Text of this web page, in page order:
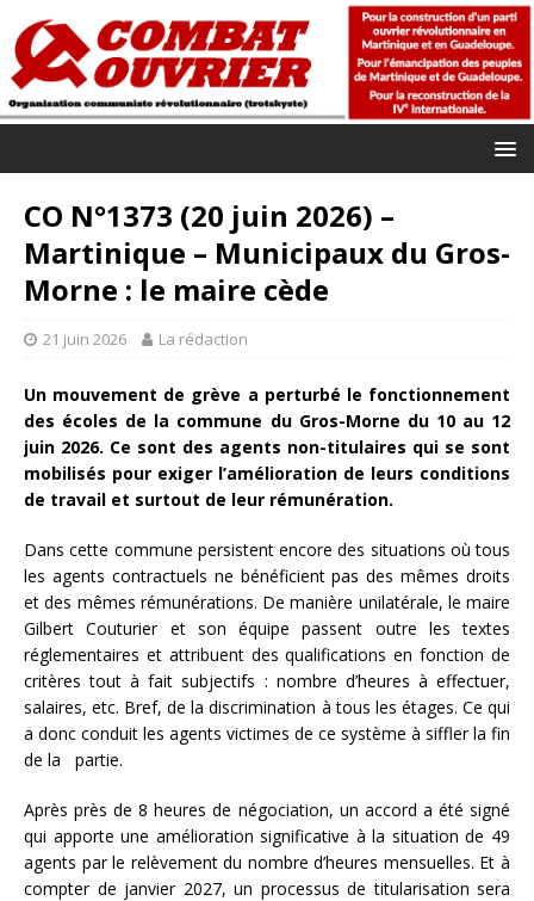
CO N°1373 (20 juin 2026) –
Martinique – Municipaux du Gros-
Morne : le maire cède
21 juin 2026 La rédaction
Un mouvement de grève a perturbé le fonctionnement
des écoles de la commune du Gros-Morne du 10 au 12
juin 2026. Ce sont des agents non-titulaires qui se sont
mobilisés pour exiger l’amélioration de leurs conditions
de travail et surtout de leur rémunération.
Dans cette commune persistent encore des situations où tous
les agents contractuels ne bénéficient pas des mêmes droits
et des mêmes rémunérations. De manière unilatérale, le maire
Gilbert Couturier et son équipe passent outre les textes
réglementaires et attribuent des qualifications en fonction de
critères tout à fait subjectifs : nombre d’heures à effectuer,
salaires, etc. Bref, de la discrimination à tous les étages. Ce qui
a donc conduit les agents victimes de ce système à siffler la fin
de la partie.
Après près de 8 heures de négociation, un accord a été signé
qui apporte une amélioration significative à la situation de 49
agents par le relèvement du nombre d’heures mensuelles. Et à
compter de janvier 2027, un processus de titularisation sera